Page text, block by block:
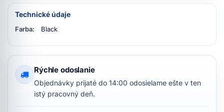
Technické údaje
Farba: Black
Rýchle odoslanie
Objednávky prijaté do 14:00 odosielame ešte v ten
istý pracovný deň.